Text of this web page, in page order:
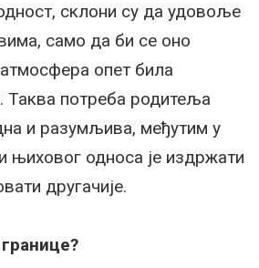
склони су да удовоље
само да би се оно
опет била
Таква потреба родитеља
и разумљива, међутим у
њиховог односа је издржати
другачије.